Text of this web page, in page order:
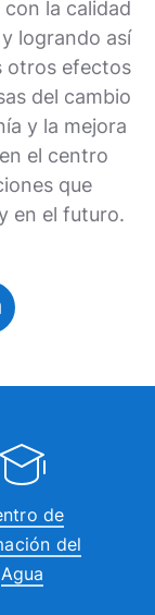
la calidad
logrando así
otros efectos
del cambio
y la mejora
el centro
que
en el futuro.
de
del
Agua